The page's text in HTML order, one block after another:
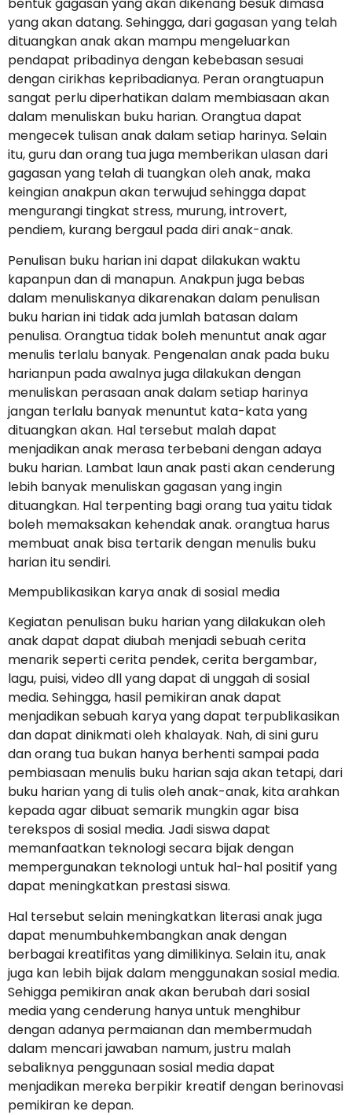
bentuk gagasan yang akan dikenang besuk dimasa
yang akan datang. Sehingga, dari gagasan yang telah
dituangkan anak akan mampu mengeluarkan
pendapat pribadinya dengan kebebasan sesuai
dengan cirikhas kepribadianya. Peran orangtuapun
sangat perlu diperhatikan dalam membiasaan akan
dalam menuliskan buku harian. Orangtua dapat
mengecek tulisan anak dalam setiap harinya. Selain
itu, guru dan orang tua juga memberikan ulasan dari
gagasan yang telah di tuangkan oleh anak, maka
keingian anakpun akan terwujud sehingga dapat
mengurangi tingkat stress, murung, introvert,
pendiem, kurang bergaul pada diri anak-anak.
Penulisan buku harian ini dapat dilakukan waktu
kapanpun dan di manapun. Anakpun juga bebas
dalam menuliskanya dikarenakan dalam penulisan
buku harian ini tidak ada jumlah batasan dalam
penulisa. Orangtua tidak boleh menuntut anak agar
menulis terlalu banyak. Pengenalan anak pada buku
harianpun pada awalnya juga dilakukan dengan
menuliskan perasaan anak dalam setiap harinya
jangan terlalu banyak menuntut kata-kata yang
dituangkan akan. Hal tersebut malah dapat
menjadikan anak merasa terbebani dengan adaya
buku harian. Lambat laun anak pasti akan cenderung
lebih banyak menuliskan gagasan yang ingin
dituangkan. Hal terpenting bagi orang tua yaitu tidak
boleh memaksakan kehendak anak. orangtua harus
membuat anak bisa tertarik dengan menulis buku
harian itu sendiri.
Mempublikasikan karya anak di sosial media
Kegiatan penulisan buku harian yang dilakukan oleh
anak dapat dapat diubah menjadi sebuah cerita
menarik seperti cerita pendek, cerita bergambar,
lagu, puisi, video dll yang dapat di unggah di sosial
media. Sehingga, hasil pemikiran anak dapat
menjadikan sebuah karya yang dapat terpublikasikan
dan dapat dinikmati oleh khalayak. Nah, di sini guru
dan orang tua bukan hanya berhenti sampai pada
pembiasaan menulis buku harian saja akan tetapi, dari
buku harian yang di tulis oleh anak-anak, kita arahkan
kepada agar dibuat semarik mungkin agar bisa
terekspos di sosial media. Jadi siswa dapat
memanfaatkan teknologi secara bijak dengan
mempergunakan teknologi untuk hal-hal positif yang
dapat meningkatkan prestasi siswa.
Hal tersebut selain meningkatkan literasi anak juga
dapat menumbuhkembangkan anak dengan
berbagai kreatifitas yang dimilikinya. Selain itu, anak
juga kan lebih bijak dalam menggunakan sosial media.
Sehigga pemikiran anak akan berubah dari sosial
media yang cenderung hanya untuk menghibur
dengan adanya permaianan dan membermudah
dalam mencari jawaban namum, justru malah
sebaliknya penggunaan sosial media dapat
menjadikan mereka berpikir kreatif dengan berinovasi
pemikiran ke depan.